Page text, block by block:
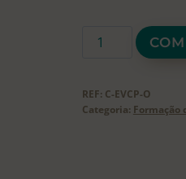
Curso
Integrando
Voadoras
REF: C-EVCP-O
Categoria: Formação